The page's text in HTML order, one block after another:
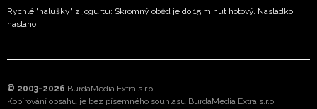
Rychlé "halušky" z jogurtu: Skromný oběd je do 15 minut hotový. Nasladko i
naslano
© 2003-2026 BurdaMedia Extra s.r.o.
Kopírování obsahu je bez písemného souhlasu BurdaMedia Extra s.r.o.